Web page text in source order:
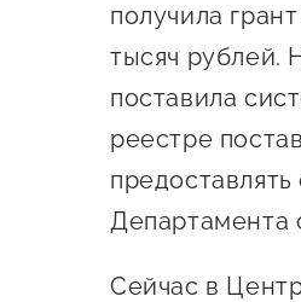
получила
тысяч рублей.
поставила
реестре
Департамента
Сейчас в